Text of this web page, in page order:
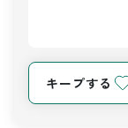
キープする